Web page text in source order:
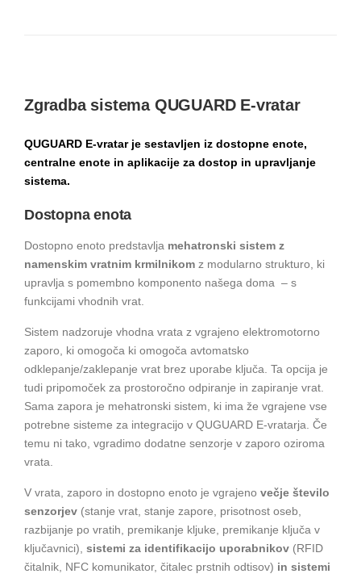
Zgradba sistema QUGUARD E-vratar
QUGUARD E-vratar je sestavljen iz dostopne enote,
centralne enote in aplikacije za dostop in upravljanje
sistema.
Dostopna enota
Dostopno enoto predstavlja mehatronski sistem z
namenskim vratnim krmilnikom z modularno strukturo, ki
upravlja s pomembno komponento našega doma – s
funkcijami vhodnih vrat.
Sistem nadzoruje vhodna vrata z vgrajeno elektromotorno
zaporo, ki omogoča ki omogoča avtomatsko
odklepanje/zaklepanje vrat brez uporabe ključa. Ta opcija je
tudi pripomoček za prostoročno odpiranje in zapiranje vrat.
Sama zapora je mehatronski sistem, ki ima že vgrajene vse
potrebne sisteme za integracijo v QUGUARD E-vratarja. Če
temu ni tako, vgradimo dodatne senzorje v zaporo oziroma
vrata.
V vrata, zaporo in dostopno enoto je vgrajeno večje število
senzorjev (stanje vrat, stanje zapore, prisotnost oseb,
razbijanje po vratih, premikanje kljuke, premikanje ključa v
ključavnici), sistemi za identifikacijo uporabnikov (RFID
čitalnik, NFC komunikator, čitalec prstnih odtisov) in sistemi